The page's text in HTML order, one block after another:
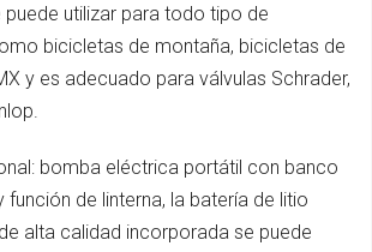
utilizar para todo tipo de
bicicletas de montaña, bicicletas de
y es adecuado para válvulas Schrader,
bomba eléctrica portátil con banco
función de linterna, la batería de litio
alta calidad incorporada se puede